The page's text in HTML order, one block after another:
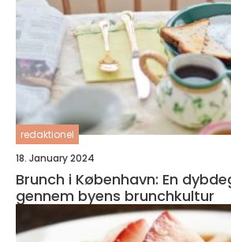
redaktionel
18. January 2024
Brunch i København: En
gennem byens brunchkultur